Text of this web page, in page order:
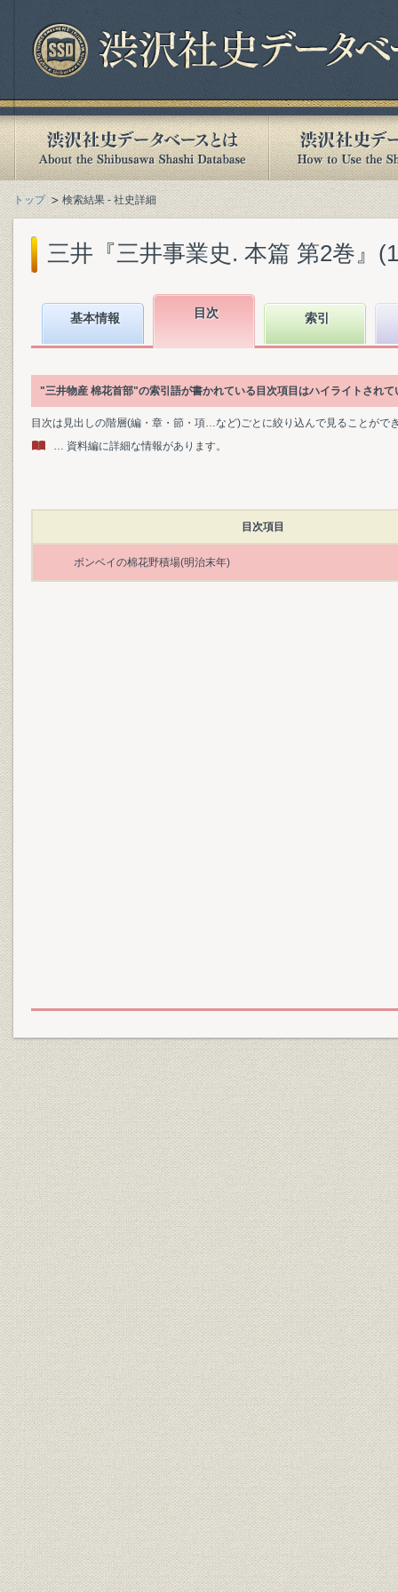
トップ 検索結果 - 社史詳細
三井『三井事業史. 本篇 第2巻』
基本情報 目次 索引
"三井物産 棉花首部"の索引語が書かれている目次項目はハイライトされて
目次は見出しの階層(編・章・節・項…など)ごとに絞り込んで見ることがで
… 資料編に詳細な情報があります。
目次項目
ボンベイの棉花野積場(明治末年)